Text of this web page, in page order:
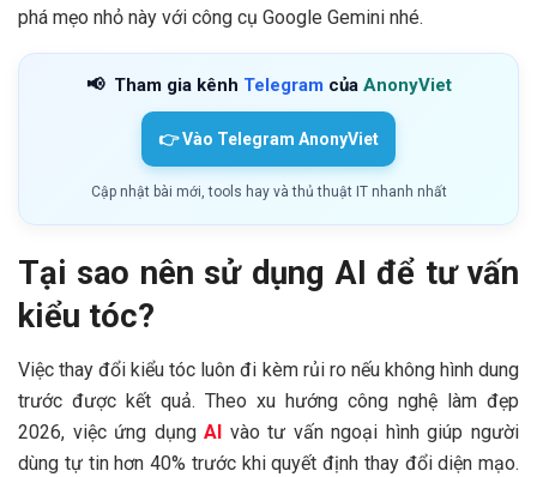
phá mẹo nhỏ này với công cụ Google Gemini nhé.
📢 Tham gia kênh Telegram của AnonyViet
👉 Vào Telegram AnonyViet
Cập nhật bài mới, tools hay và thủ thuật IT nhanh nhất
Tại sao nên sử dụng AI để tư vấn
kiểu tóc?
Việc thay đổi kiểu tóc luôn đi kèm rủi ro nếu không hình dung
trước được kết quả. Theo xu hướng công nghệ làm đẹp
2026, việc ứng dụngAI vào tư vấn ngoại hình giúp người
dùng tự tin hơn 40% trước khi quyết định thay đổi diện mạo.